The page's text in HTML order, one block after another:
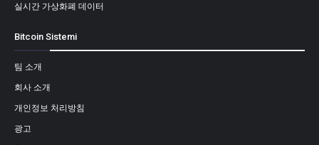
실시간 가상화폐 데이터
Bitcoin Sistemi
팀 소개
회사 소개
개인정보 처리방침
광고